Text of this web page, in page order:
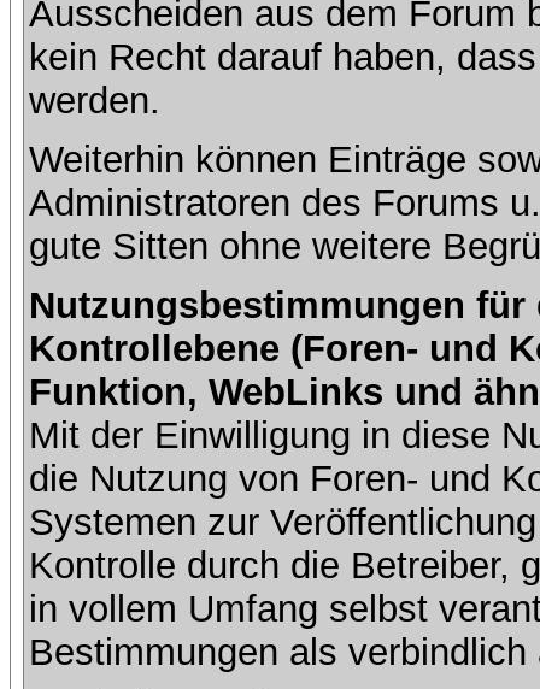
Ausscheiden aus dem Forum
kein Recht darauf haben,
werden.
Weiterhin können Einträge
Administratoren des Forums
gute Sitten ohne weitere
Nutzungsbestimmungen
Kontrollebene (Foren- und
Funktion, WebLinks und
Mit der Einwilligung in diese
die Nutzung von Foren- und
Systemen zur
Kontrolle durch die Betreiber,
in vollem Umfang selbst
Bestimmungen als verbindlich